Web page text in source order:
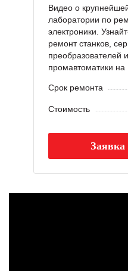
Видео о
лаборатории по
электроники.
ремонт станков,
преобразователей
промавтоматики на
Срок ремонта
Стоимость
Заявка